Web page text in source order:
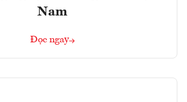
Nam
Đọc ngay